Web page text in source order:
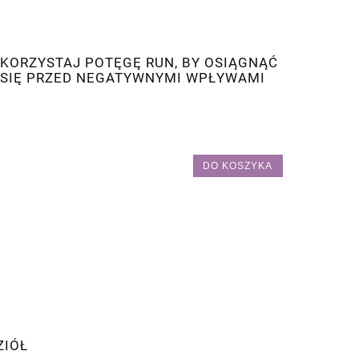
POTĘGĘ RUN, BY OSIĄGNĄĆ
PRZED NEGATYWNYMI WPŁYWAMI
DO KOSZYKA